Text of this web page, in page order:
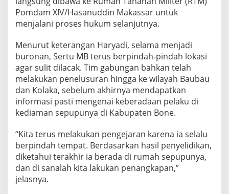
I
A
D
u
r
n
S
e
b
u
n
Pomdam XIV/Hasanuddin Makassar untuk
menjalani proses hukum selanjutnya.
Menurut keterangan Haryadi, selama menjadi
buronan, Sertu MB terus berpindah-pindah lokasi
agar sulit dilacak. Tim gabungan bahkan telah
melakukan penelusuran hingga ke wilayah Baubau
dan Kolaka, sebelum akhirnya mendapatkan
informasi pasti mengenai keberadaan pelaku di
kediaman sepupunya di Kabupaten Bone.
“Kita terus melakukan pengejaran karena ia selalu
berpindah tempat. Berdasarkan hasil penyelidikan,
diketahui terakhir ia berada di rumah sepupunya,
dan di sanalah kita lakukan penangkapan,”
jelasnya.